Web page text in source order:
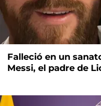
Falleció en un
Messi, el padre de